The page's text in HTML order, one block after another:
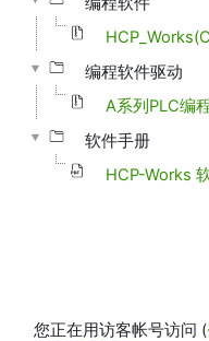
编程软件驱动
A系列PLC编
软件手册
HCP-Works
您正在用访客帐号访问 (